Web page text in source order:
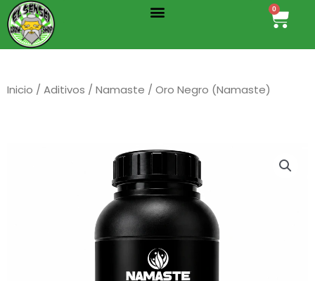
al
contenido
Menu 0
Cart
Inicio / Aditivos / Namaste / Oro Negro (Namaste)